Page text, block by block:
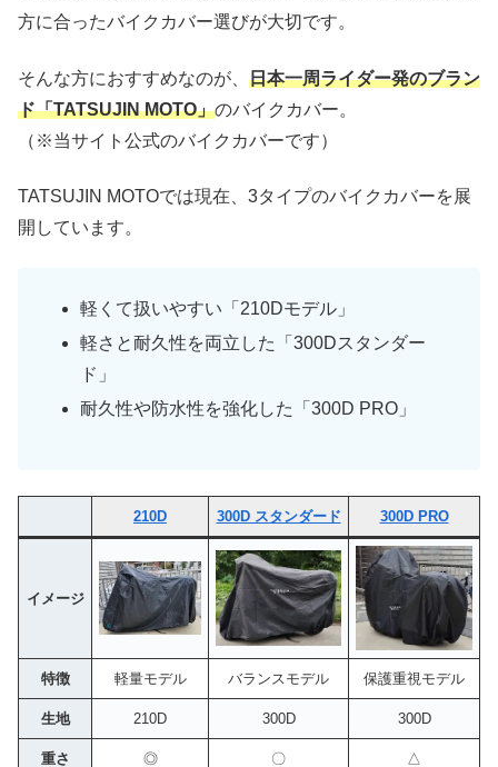
方に合ったバイクカバー選びが大切です。
そんな方におすすめなのが、 日本一周ライダー発のブラン
ド「TATSUJIN MOTO」のバイクカバー。
（※当サイト公式のバイクカバーです）
TATSUJIN MOTOでは現在、3タイプのバイクカバーを展
開しています。
軽くて扱いやすい「210Dモデル」
軽さと耐久性を両立した「300Dスタンダー
ド」
耐久性や防水性を強化した「300D PRO」
210D 300D スタンダード 300D PRO
イメージ
特徴 軽量モデル バランスモデル 保護重視モデル
生地 210D 300D 300D
重さ ◎ 〇 △